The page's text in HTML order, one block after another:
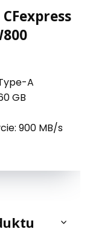
A
GB
900 MB/s